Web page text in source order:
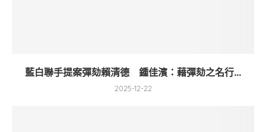
藍白聯手提案彈劾賴清德 鍾佳濱：藉彈劾之名行...
2025-12-22